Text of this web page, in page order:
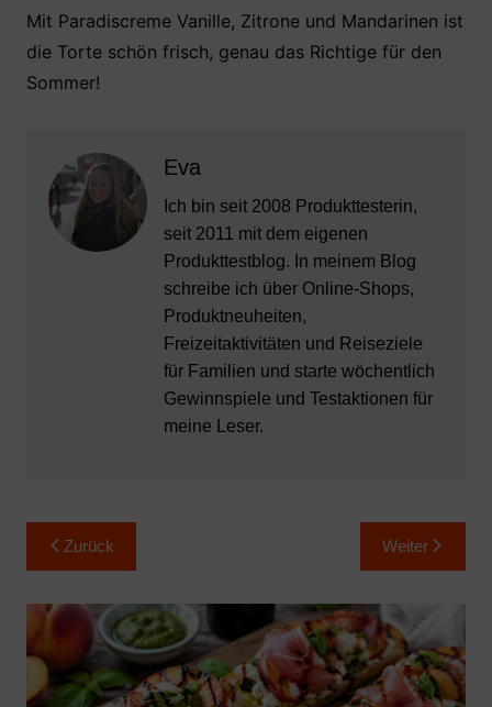
Mit Paradiscreme Vanille, Zitrone und Mandarinen ist
die Torte schön frisch, genau das Richtige für den
Sommer!
Eva
Ich bin seit 2008 Produkttesterin,
seit 2011 mit dem eigenen
Produkttestblog. In meinem Blog
schreibe ich über Online-Shops,
Produktneuheiten,
Freizeitaktivitäten und Reiseziele
für Familien und starte wöchentlich
Gewinnspiele und Testaktionen für
meine Leser.
Beitragsnavigation
Zurück Weiter